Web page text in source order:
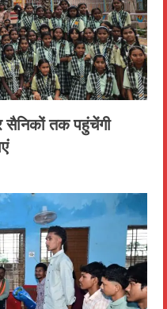
सैनिकों तक पहुंचेंगी